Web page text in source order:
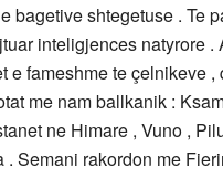
bagetive shtegetuse . Te
inteligjences natyrore .
fameshme te çelnikeve
me nam ballkanik :
ne Himare , Vuno ,
Semani rakordon me